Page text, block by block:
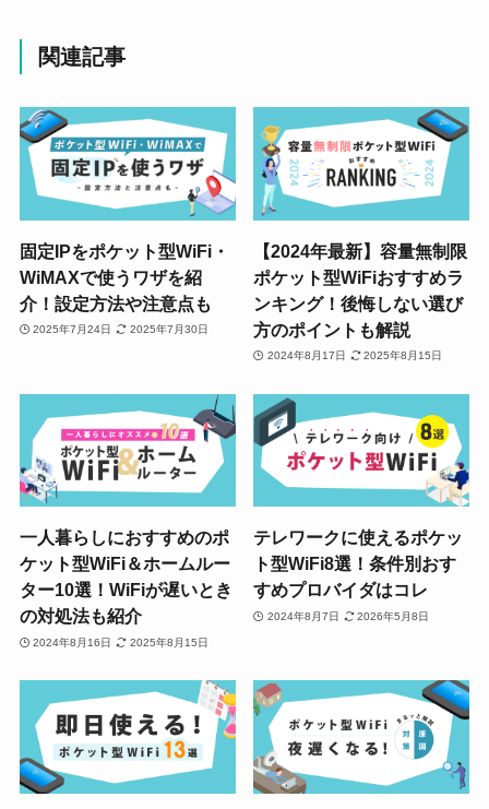
関連記事
固定IPをポケット型WiFi・
WiMAXで使うワザを紹
介！設定方法や注意点も
2025年7月24日 2025年7月30日
【2024年最新】容量無制限
ポケット型WiFiおすすめラ
ンキング！後悔しない選び
方のポイントも解説
2024年8月17日 2025年8月15日
一人暮らしにおすすめのポ
ケット型WiFi＆ホームルー
ター10選！WiFiが遅いとき
の対処法も紹介
2024年8月16日 2025年8月15日
テレワークに使えるポケッ
ト型WiFi8選！条件別おす
すめプロバイダはコレ
2024年8月7日 2026年5月8日